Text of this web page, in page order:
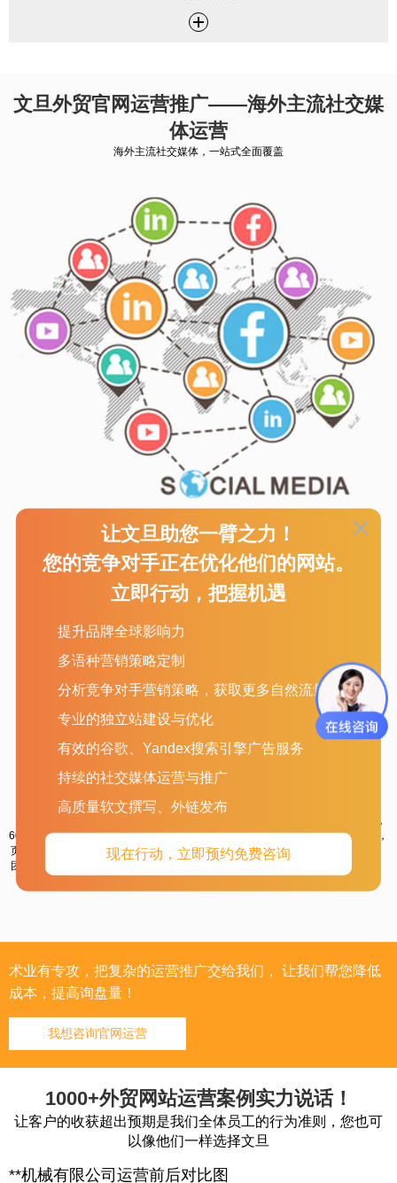
文旦外贸官网运营推广——海外主流社交媒
体运营
海外主流社交媒体，一站式全面覆盖
精准增粉 快速引流
Facebook
6000家企业主页；企业主
页、店铺自由装修；专业
团队运营，爆文打造，产
亿活跃人群；“6度人脉”精
准营销；企业级社交平
全球最大视频展示平台，
每天超3000万次活跃量，
全面提升品牌价值。
术业有专攻，把复杂的运营推广交给我们， 让我们帮您降低
成本，提高询盘量！
我想咨询官网运营
1000+外贸网站运营案例实力说话！
让客户的收获超出预期是我们全体员工的行为准则，您也可
以像他们一样选择文旦
**机械有限公司运营前后对比图
让文旦助您一臂之力！
您的竞争对手正在优化他们的网站。
立即行动，把握机遇
提升品牌全球影响力
多语种营销策略定制
分析竞争对手营销策略，获取更多自然流量
专业的独立站建设与优化
有效的谷歌、Yandex搜索引擎广告服务
持续的社交媒体运营与推广
高质量软文撰写、外链发布
现在行动，立即预约免费咨询